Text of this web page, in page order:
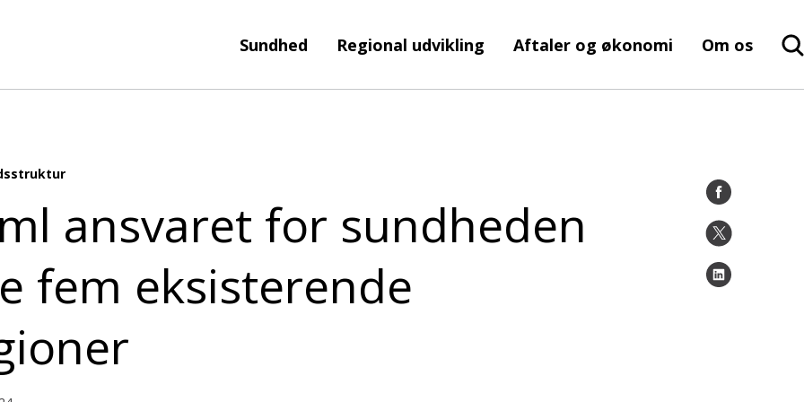
Sundhed Regional udvikling Aftaler og økonomi Om os
ansvaret for sundheden
fem eksisterende